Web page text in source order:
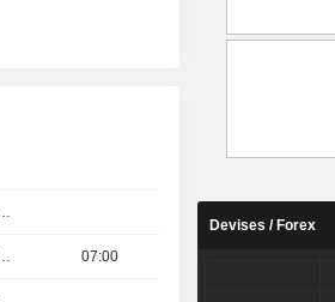
- Annuel 2026
- Q2 2026 07:00
Devises / Forex